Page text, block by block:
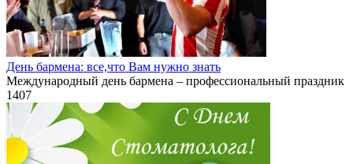
День бармена: все,что Вам нужно знать
Международный день бармена – профессиональный праздник
1407